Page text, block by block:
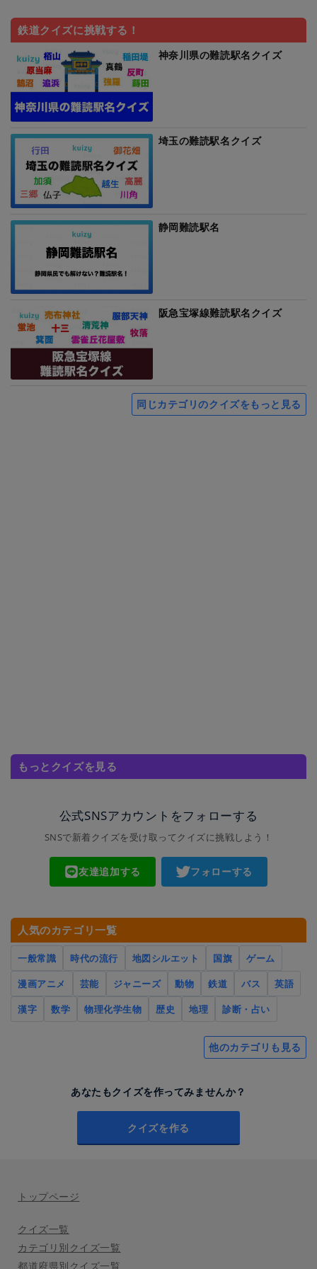
鉄道クイズに挑戦する！
神奈川県の難読駅名クイズ
埼玉の難読駅名クイズ
静岡難読駅名
阪急宝塚線難読駅名クイズ
同じカテゴリのクイズをもっと見る
もっとクイズを見る
公式SNSアカウントをフォローする
SNSで新着クイズを受け取ってクイズに挑戦しよう！
友達追加する フォローする
人気のカテゴリ一覧
一般常識 時代の流行 地図シルエット 国旗
ゲーム
漫画アニメ
芸能 ジャニーズ 動物 鉄道 バス
英語
漢字
数学 物理化学生物 歴史 地理 診断・占い
他のカテゴリも見る
あなたもクイズを作ってみませんか？
クイズを作る
トップページ
クイズ一覧
カテゴリ別クイズ一覧
都道府県別クイズ一覧